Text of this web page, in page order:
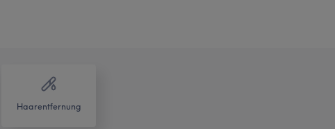
Haarentfernung